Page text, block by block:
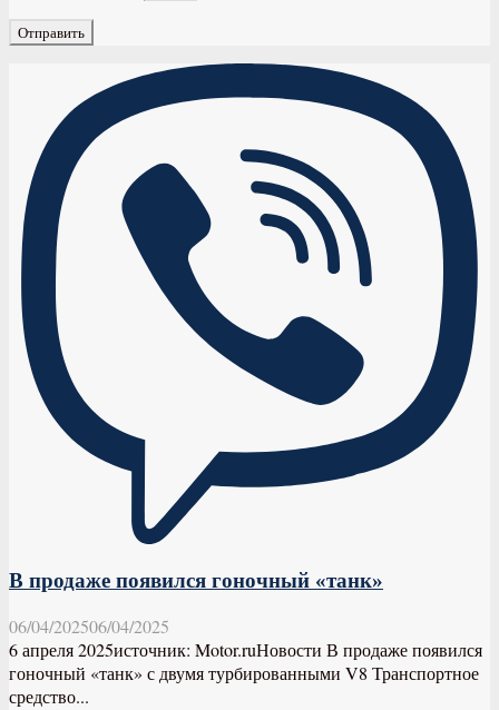
В продаже появился гоночный «танк»
06/04/202506/04/2025
6 апреля 2025источник: Motor.ruНовости В продаже появился
гоночный «танк» с двумя турбированными V8 Транспортное
средство...